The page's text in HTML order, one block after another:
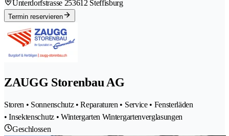
Unterdorfstrasse 253612 Steffisburg
Termin reservieren
ZAUGG Storenbau AG
Storen • Sonnenschutz • Reparaturen • Service • Fensterläden
• Insektenschutz • Wintergarten Wintergartenverglasungen
Geschlossen